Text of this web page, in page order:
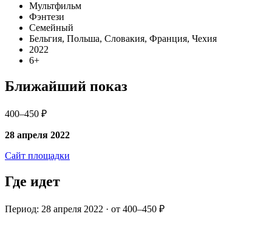
Мультфильм
Фэнтези
Семейный
Бельгия, Польша, Словакия, Франция, Чехия
2022
6+
Ближайший показ
400–450 ₽
28 апреля 2022
Сайт площадки
Где идет
Период: 28 апреля 2022 · от 400–450 ₽